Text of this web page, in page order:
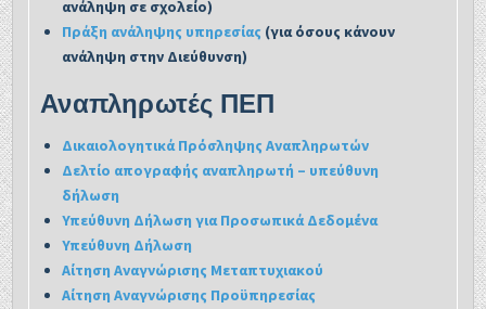
ανάληψη σε σχολείο)
Πράξη ανάληψης υπηρεσίας (για όσους κάνουν
ανάληψη στην Διεύθυνση)
Αναπληρωτές ΠΕΠ
Δικαιολογητικά Πρόσληψης Αναπληρωτών
Δελτίο απογραφής αναπληρωτή – υπεύθυνη
δήλωση
Υπεύθυνη Δήλωση για Προσωπικά Δεδομένα
Υπεύθυνη Δήλωση
Αίτηση Αναγνώρισης Μεταπτυχιακού
Αίτηση Αναγνώρισης Προϋπηρεσίας